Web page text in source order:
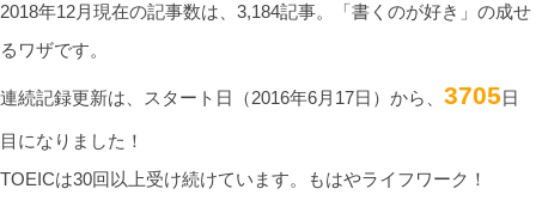
2018年12月現在の記事数は、3,184記事。「書くのが好き」の成せ
るワザです。
連続記録更新は、スタート日（2016年6月17日）から、 3705日
目になりました！
TOEICは30回以上受け続けています。もはやライフワーク！